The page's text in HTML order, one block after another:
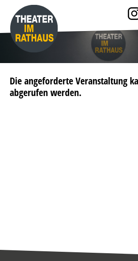
Die angeforderte Veranstaltung
abgerufen werden.